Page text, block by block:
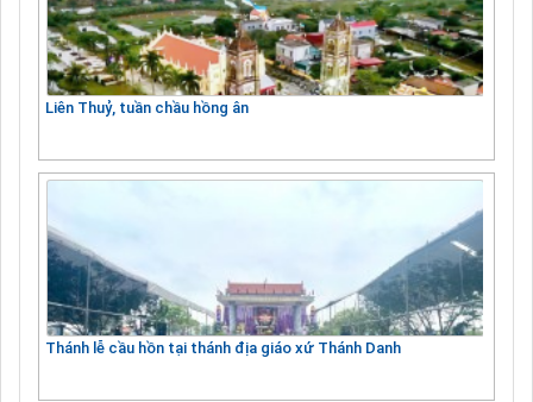
Liên Thuỷ, tuần chầu hồng ân
Thánh lễ cầu hồn tại thánh địa giáo xứ Thánh Danh